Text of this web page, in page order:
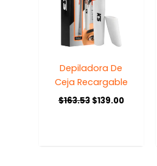
Depiladora De
Ceja Recargable
$163.53 $139.00